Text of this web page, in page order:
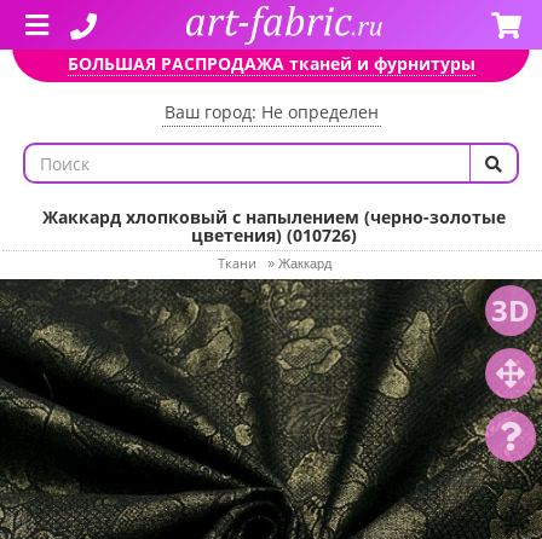
БОЛЬШАЯ РАСПРОДАЖА тканей и фурнитуры
Ваш город: Не определен
Жаккард хлопковый с напылением (черно-золотые
цветения) (010726)
Ткани » Жаккард
3D